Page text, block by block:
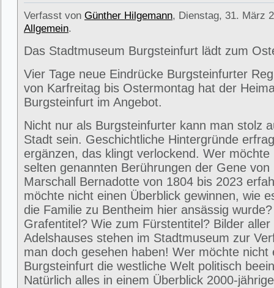
Verfasst von Günther Hilgemann, Dienstag, 31. März
Allgemein.
Das Stadtmuseum Burgsteinfurt lädt zum
Vier Tage neue Eindrücke Burgsteinfurter
von Karfreitag bis Ostermontag hat der
Burgsteinfurt im Angebot.
Nicht nur als Burgsteinfurter kann man stolz
Stadt sein. Geschichtliche Hintergründe
ergänzen, das klingt verlockend. Wer möchte
selten genannten Berührungen der Gene von
Marschall Bernadotte von 1804 bis 2023
möchte nicht einen Überblick gewinnen, wie
die Familie zu Bentheim hier ansässig
Grafentitel? Wie zum Fürstentitel? Bilder
Adelshauses stehen im Stadtmuseum zur
man doch gesehen haben! Wer möchte nicht
Burgsteinfurt die westliche Welt politisch
Natürlich alles in einem Überblick 2000-